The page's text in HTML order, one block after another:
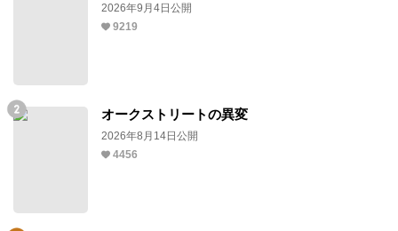
2026年9月4日公開
9219
オークストリートの異変
2026年8月14日公開
4456